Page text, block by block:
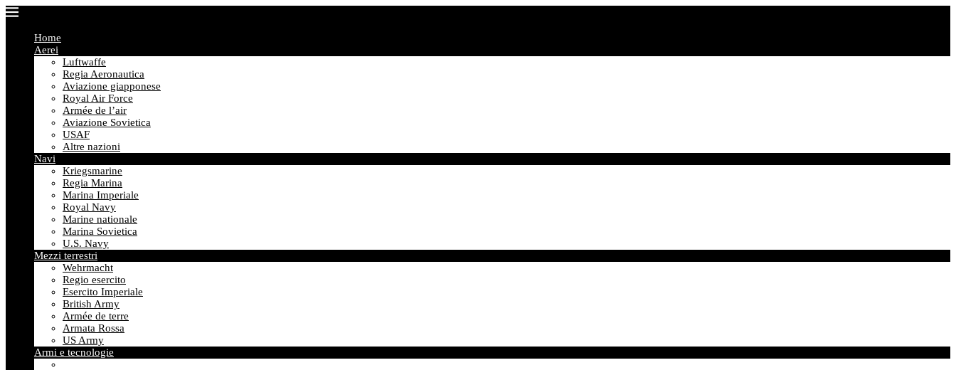
Home
Aerei
Luftwaffe
Regia Aeronautica
Aviazione giapponese
Royal Air Force
Armée de l’air
Aviazione Sovietica
USAF
Altre nazioni
Navi
Kriegsmarine
Regia Marina
Marina Imperiale
Royal Navy
Marine nationale
Marina Sovietica
U.S. Navy
Mezzi terrestri
Wehrmacht
Regio esercito
Esercito Imperiale
British Army
Armée de terre
Armata Rossa
US Army
Armi e tecnologie